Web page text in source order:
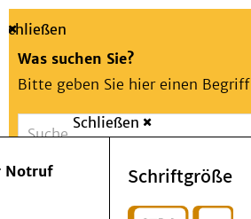
Suche
Schließen
Was suchen Sie?
Bitte geben Sie hier einen
Suchen
Notfall
Schließen
Notruf Schriftgröße
Menü